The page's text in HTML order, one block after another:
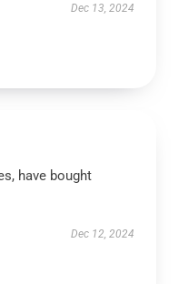
Dec 13, 2024
have bought
Dec 12, 2024